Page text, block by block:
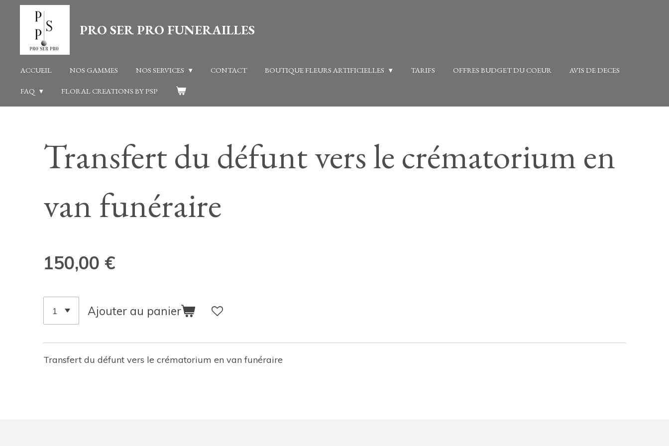
contenu
PRO SER PRO FUNERAILLES
ACCUEIL NOS GAMMES NOS SERVICES CONTACT BOUTIQUE FLEURS ARTIFICIELLES TARIFS OFFRES BUDGET DU COEUR AVIS DE DECES
FAQ FLORAL CREATIONS BY PSP
Transfert du défunt vers le crématorium en
van funéraire
150,00 €
Ajouter au panier
Transfert du défunt vers le crématorium en van funéraire